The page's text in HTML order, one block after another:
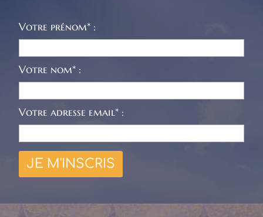
Votre prénom* :
Votre nom* :
Votre adresse email* :